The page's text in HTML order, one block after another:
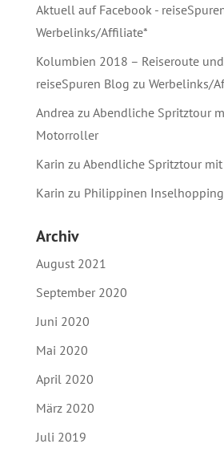
Aktuell auf Facebook -
Werbelinks/Affiliate*
Kolumbien 2018 – Reiseroute
reiseSpuren Blog zu Werbelinks/
Andrea zu Abendliche Spritztour
Motorroller
Karin zu Abendliche Spritztour
Karin zu Philippinen
Archiv
August 2021
September 2020
Juni 2020
Mai 2020
April 2020
März 2020
Juli 2019